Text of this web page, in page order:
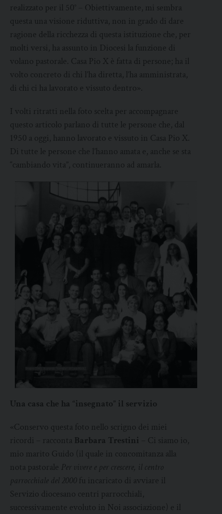
realizzato per il 50° – Obiettivamente, mi sembra
questa una visione riduttiva, non in grado di dare
ragione della ricchezza di questa istituzione che, per
molti versi, ha assunto in Diocesi la funzione di
volano pastorale. Casa Pio X è fatta di persone; ha il
volto concreto di chi l’ha diretta, l’ha amministrata,
di chi ci ha lavorato e vissuto dentro».
I volti ritratti nella foto scelta per accompagnare
questo articolo parlano di tutte le persone che, dal
1950 a oggi, hanno lavorato e vissuto in Casa Pio X.
Di tutte le persone che l’hanno amata e, anche se sta
“cambiando vita”, continueranno ad amarla.
Una casa che ha “insegnato” il servizio
«Conservo questa foto nello scrigno dei miei
ricordi – racconta Barbara Trestini – Ci siamo io,
mio marito Guido (il quale in concomitanza alla
nota pastorale Per vivere e per crescere, il centro
parrocchiale del 2000 fu incaricato di avviare il
Servizio diocesano centri parrocchiali,
successivamente evoluto in Noi associazione) e il